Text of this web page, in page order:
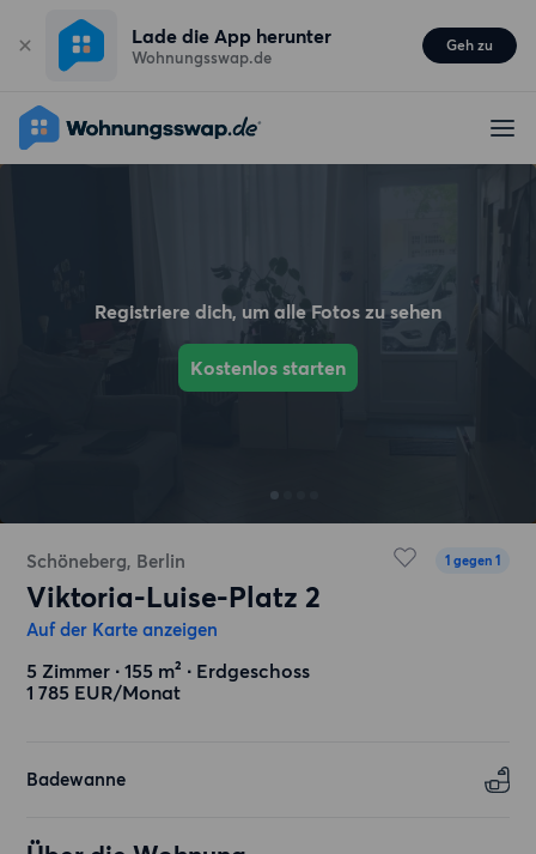
Lade die App herunter
Wohnungsswap.de
Geh zu
Registriere dich, um alle Fotos zu sehen
Kostenlos starten
Schöneberg, Berlin 1 gegen 1
Viktoria-Luise-Platz 2
Auf der Karte anzeigen
5 Zimmer ∙ 155 m² ∙ Erdgeschoss
1 785 EUR/Monat
Badewanne